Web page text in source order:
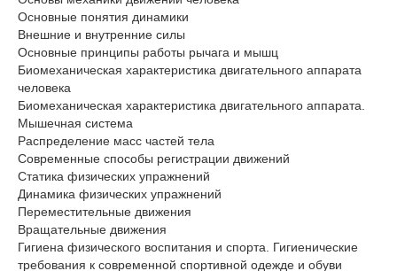
Основные понятия динамики
Внешние и внутренние силы
Основные принципы работы рычага и мышц
Биомеханическая характеристика двигательного аппарата
человека
Биомеханическая характеристика двигательного аппарата.
Мышечная система
Распределение масс частей тела
Современные способы регистрации движений
Статика физических упражнений
Динамика физических упражнений
Переместительные движения
Вращательные движения
Гигиена физического воспитания и спорта. Гигиенические
требования к современной спортивной одежде и обуви